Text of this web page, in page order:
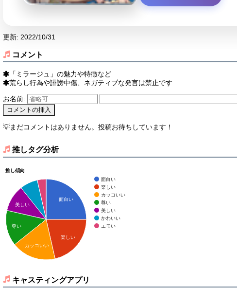
更新: 2022/10/31
コメント
「ミラージュ」の魅力や特徴など
荒らし行為や誹謗中傷、ネガティブな発言は禁止です
お名前:
💡まだコメントはありません。投稿お待ちしています！
推しタグ分析
推し傾向
面白い
楽しい
カッコいい
尊い
美しい
かわいい
エモい
面白い
楽しい
美しい
尊い
カッコいい
キャスティングアプリ